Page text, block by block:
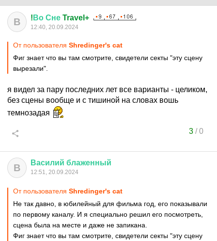
В ! Во Сне Travel+
12:40, 20.09.2024
От пользователя Shredinger's cat
Фиг знает что вы там смотрите, свидетели секты "эту сцену
вырезали".
я видел за пару последних лет все варианты - целиком,
без сцены вообще и с тишиной на словах вошь
темнозадая
3/ 0
В Василий блаженный
12:51, 20.09.2024
От пользователя Shredinger's cat
Не так давно, в юбилейный для фильма год, его показывали
по первому каналу. И я специально решил его посмотреть,
сцена была на месте и даже не запикана.
Фиг знает что вы там смотрите, свидетели секты "эту сцену